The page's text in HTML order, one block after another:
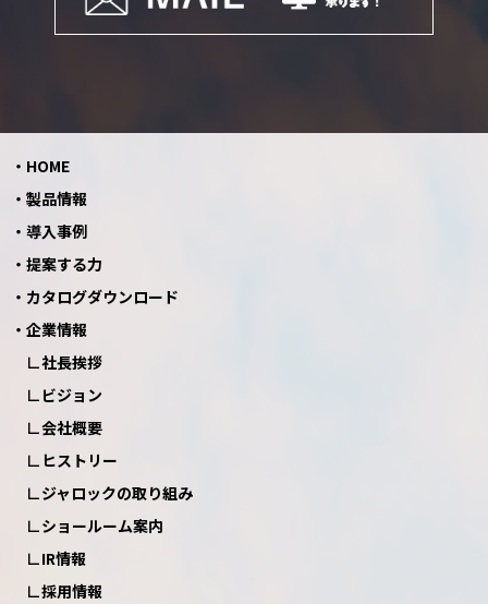
HOME
製品情報
導入事例
提案する力
カタログダウンロード
企業情報
社長挨拶
ビジョン
会社概要
ヒストリー
ジャロックの取り組み
ショールーム案内
IR情報
採用情報